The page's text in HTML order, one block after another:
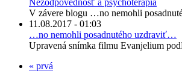
Nezodpovednosť a psychoterapia
V závere blogu …no nemohli
11.08.2017 - 01:03
…no nemohli posadnutého uzdraviť…
Upravená snímka filmu Evanjelium
« prvá